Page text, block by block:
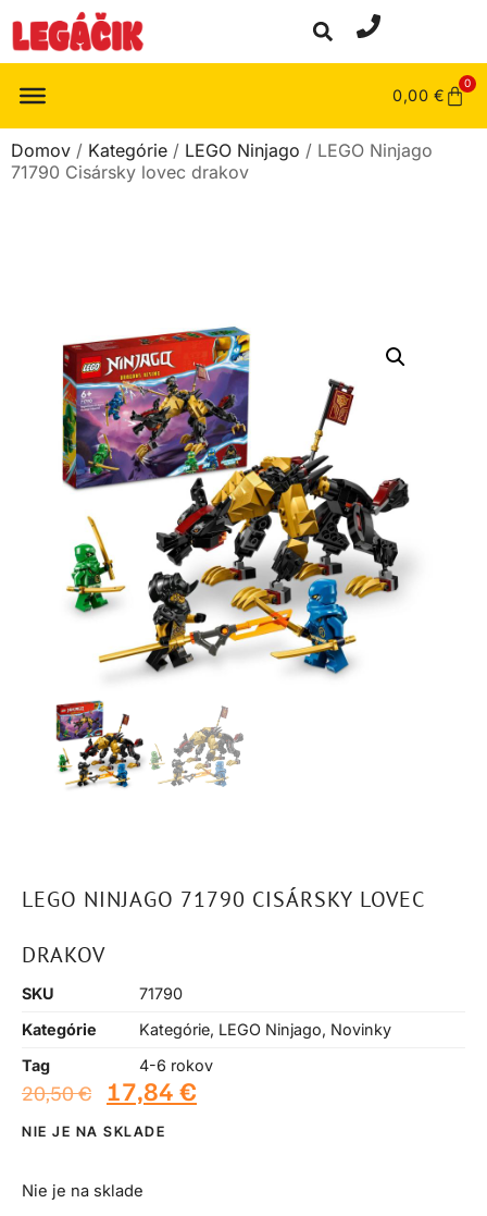
0,00 €
0
Domov / Kategórie / LEGO Ninjago / LEGO Ninjago
71790 Cisársky lovec drakov
LEGO NINJAGO 71790 CISÁRSKY LOVEC
DRAKOV
SKU
71790
Kategórie
Kategórie, LEGO Ninjago, Novinky
Tag
4-6 rokov
20,50€ 17,84 €
NIE JE NA SKLADE
Nie je na sklade